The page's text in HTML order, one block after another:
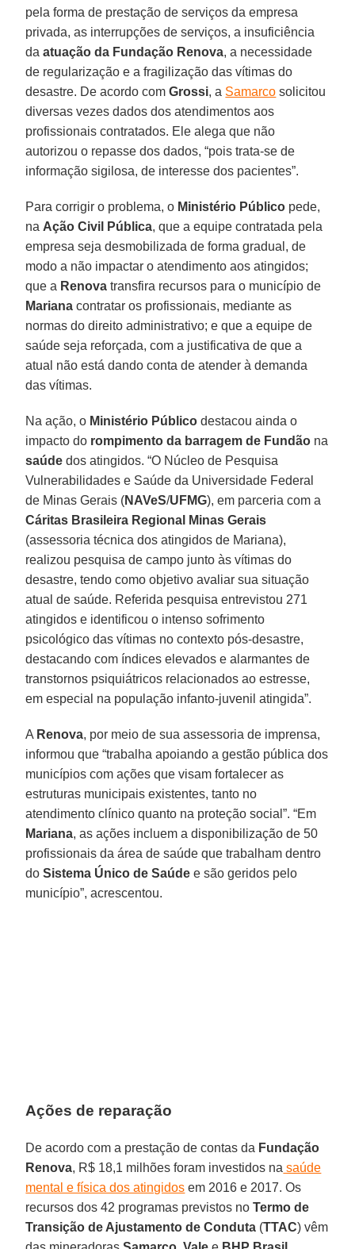
pela forma de prestação de serviços da empresa
privada, as interrupções de serviços, a insuficiência
daatuação da Fundação Renova, a necessidade
de regularização e a fragilização das vítimas do
desastre. De acordo comGrossi, a Samarco solicitou
diversas vezes dados dos atendimentos aos
profissionais contratados. Ele alega que não
autorizou o repasse dos dados, “pois trata-se de
informação sigilosa, de interesse dos pacientes”.
Para corrigir o problema, o Ministério Público pede,
na Ação Civil Pública, que a equipe contratada pela
empresa seja desmobilizada de forma gradual, de
modo a não impactar o atendimento aos atingidos;
que a Renova transfira recursos para o município de
Mariana contratar os profissionais, mediante as
normas do direito administrativo; e que a equipe de
saúde seja reforçada, com a justificativa de que a
atual não está dando conta de atender à demanda
das vítimas.
Na ação, o Ministério Público destacou ainda o
impacto do rompimento da barragem de Fundão na
saúde dos atingidos. “O Núcleo de Pesquisa
Vulnerabilidades e Saúde da Universidade Federal
de Minas Gerais (NAVeS/UFMG), em parceria com a
Cáritas Brasileira Regional Minas Gerais
(assessoria técnica dos atingidos de Mariana),
realizou pesquisa de campo junto às vítimas do
desastre, tendo como objetivo avaliar sua situação
atual de saúde. Referida pesquisa entrevistou 271
atingidos e identificou o intenso sofrimento
psicológico das vítimas no contexto pós-desastre,
destacando com índices elevados e alarmantes de
transtornos psiquiátricos relacionados ao estresse,
em especial na população infanto-juvenil atingida”.
A Renova, por meio de sua assessoria de imprensa,
informou que “trabalha apoiando a gestão pública dos
municípios com ações que visam fortalecer as
estruturas municipais existentes, tanto no
atendimento clínico quanto na proteção social”. “Em
Mariana, as ações incluem a disponibilização de 50
profissionais da área de saúde que trabalham dentro
doSistema Único de Saúde e são geridos pelo
município”, acrescentou.
Ações de reparação
De acordo com a prestação de contas da Fundação
Renova, R$ 18,1 milhões foram investidos na saúde
mental e física dos atingidos em 2016 e 2017. Os
recursos dos 42 programas previstos noTermo de
Transição de Ajustamento de Conduta (TTAC) vêm